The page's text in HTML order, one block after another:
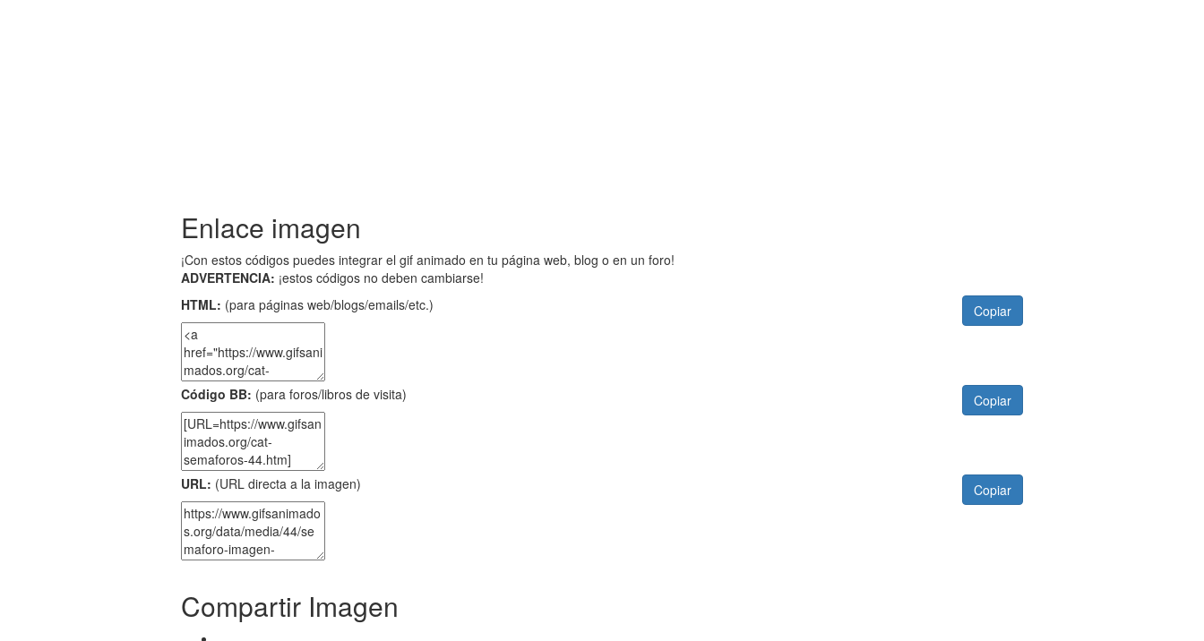
Enlace imagen
¡Con estos códigos puedes integrar el gif animado en tu página web, blog o en un foro!
ADVERTENCIA: ¡estos códigos no deben cambiarse!
HTML: (para páginas web/blogs/emails/etc.) Copiar
Código BB: (para foros/libros de visita) Copiar
URL: (URL directa a la imagen) Copiar
Compartir Imagen